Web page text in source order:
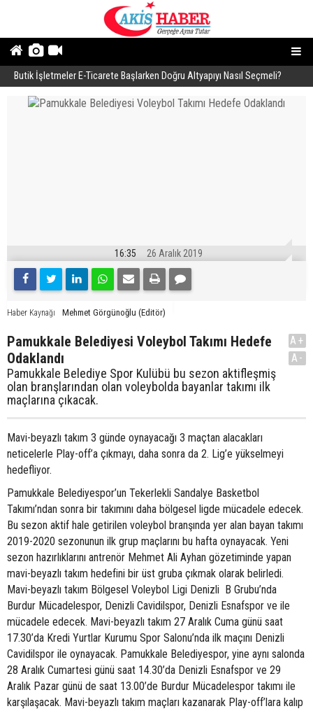
Butik İşletmeler E-Ticarete Başlarken Doğru Altyapıyı Nasıl Seçmeli?
16:35 26 Aralık 2019
Haber Kaynağı Mehmet Görgünoğlu (Editör)
Pamukkale Belediyesi Voleybol Takımı Hedefe
Odaklandı
Pamukkale Belediye Spor Kulübü bu sezon aktifleşmiş
olan branşlarından olan voleybolda bayanlar takımı ilk
maçlarına çıkacak.
A+
A-
Mavi-beyazlı takım 3 günde oynayacağı 3 maçtan alacakları
neticelerle Play-off’a çıkmayı, daha sonra da 2. Lig’e yükselmeyi
hedefliyor.
Pamukkale Belediyespor’un Tekerlekli Sandalye Basketbol
Takımı’ndan sonra bir takımını daha bölgesel ligde mücadele edecek.
Bu sezon aktif hale getirilen voleybol branşında yer alan bayan takımı
2019-2020 sezonunun ilk grup maçlarını bu hafta oynayacak. Yeni
sezon hazırlıklarını antrenör Mehmet Ali Ayhan gözetiminde yapan
mavi-beyazlı takım hedefini bir üst gruba çıkmak olarak belirledi.
Mavi-beyazlı takım Bölgesel Voleybol Ligi Denizli B Grubu’nda
Burdur Mücadelespor, Denizli Cavidilspor, Denizli Esnafspor ve ile
mücadele edecek. Mavi-beyazlı takım 27 Aralık Cuma günü saat
17.30’da Kredi Yurtlar Kurumu Spor Salonu’nda ilk maçını Denizli
Cavidilspor ile oynayacak. Pamukkale Belediyespor, yine aynı salonda
28 Aralık Cumartesi günü saat 14.30’da Denizli Esnafspor ve 29
Aralık Pazar günü de saat 13.00’de Burdur Mücadelespor takımı ile
karşılaşacak. Mavi-beyazlı takım maçları kazanarak Play-off’lara kalıp